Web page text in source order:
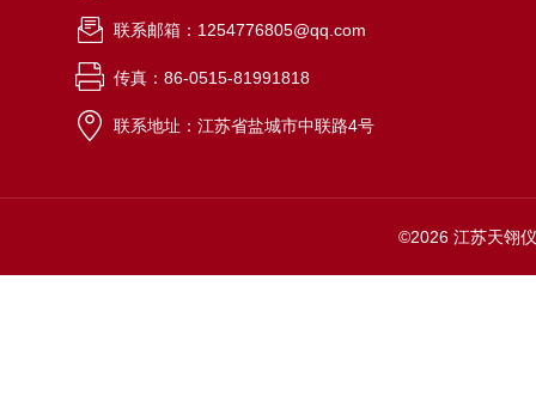
联系邮箱：1254776805@qq.com
传真：86-0515-81991818
联系地址：江苏省盐城市中联路4号
©2026 江苏天翎